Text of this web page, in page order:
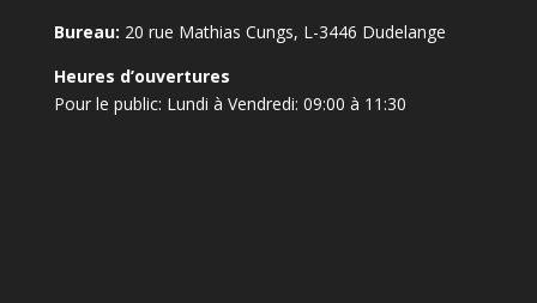
Bureau: 20 rue Mathias Cungs, L-3446 Dudelange
Heures d’ouvertures
Pour le public: Lundi à Vendredi: 09:00 à 11:30